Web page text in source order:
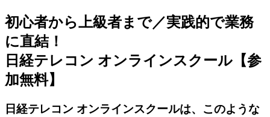
初心者から上級者まで／実践的で業務
に直結！
日経テレコン オンラインスクール【参
加無料】
日経テレコン オンラインスクールは、このような